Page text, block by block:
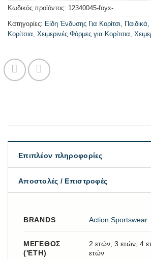
Κωδικός προϊόντος: 12340045-foyx-
Κατηγορίες: Είδη Ένδυσης Για Κορίτσι, Παιδικά,
Κορίτσια, Χειμερινές Φόρμες για Κορίτσια,
Επιπλέον πληροφορίες
Αποστολές / Επιστροφές
BRANDS Action Sportswear
ΜΈΓΕΘΟΣ
('ΕΤΗ)
2 ετών, 3 ετών, 4
ετών